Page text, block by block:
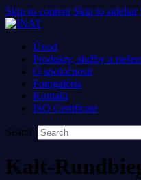
Skip to content Skip to sidebar
Úvod
Produkty, služby a
O spoločnosti
Fotogaléria
Kontakt
ISO Certificate
Search
Kalt-